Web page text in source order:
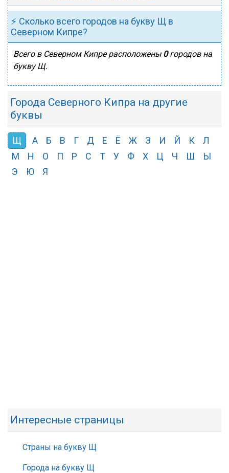
⚡ Сколько всего городов на букву Щ в
Северном Кипре?
Всего в Северном Кипре расположены 0городов на
букву Щ.
Города Северного Кипра на другие
буквы
Щ А Б В Г Д Е Ё Ж З И Й К
Л
М
Н О П Р С Т У Ф Х Ц Ч Ш
Ы
Э
Ю Я
Интересные страницы
Страны на букву Щ
Города на букву Щ